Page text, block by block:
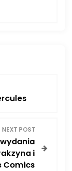
NEXT POST
i
Comics